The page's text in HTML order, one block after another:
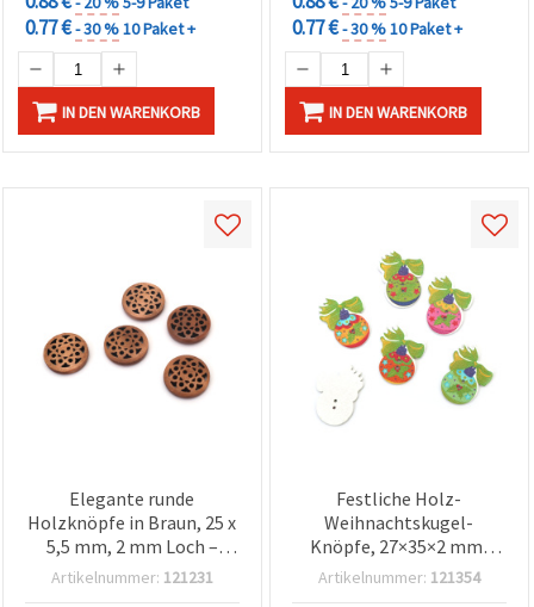
0.77 €- 30 %10 Paket +
IN DEN WARENKORB
0.77 €- 30 %10 Paket +
IN DEN WARENKORB
Elegante runde
Holzknöpfe in Braun, 25 x
5,5 mm, 2 mm Loch –
10er-Set für Nähen,
Artikelnummer: 121231
Festliche Holz-
Weihnachtskugel-
Knöpfe, 27×35×2 mm,
Loch 1,5 mm – 10er-Set
Artikelnummer: 121354